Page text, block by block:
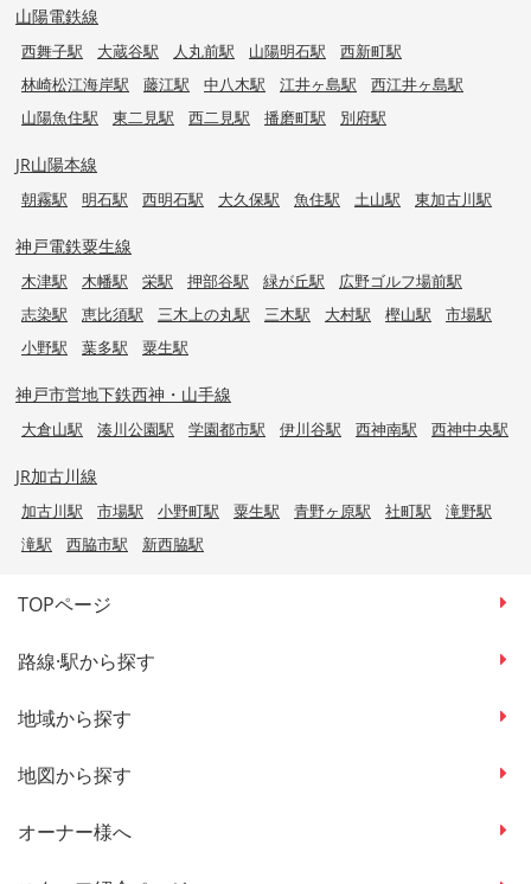
山陽電鉄線
西舞子駅 大蔵谷駅 人丸前駅 山陽明石駅
西新町駅
林崎松江海岸駅
藤江駅 中八木駅 江井ヶ島駅
西江井ヶ島駅
山陽魚住駅
東二見駅 西二見駅 播磨町駅 別府駅
JR山陽本線
朝霧駅 明石駅 西明石駅 大久保駅 魚住駅 土山駅 東加古川駅
神戸電鉄粟生線
木津駅 木幡駅 栄駅 押部谷駅 緑が丘駅
広野ゴルフ場前駅
志染駅
恵比須駅 三木上の丸駅 三木駅 大村駅 樫山駅
市場駅
小野駅
葉多駅 粟生駅
神戸市営地下鉄西神・山手線
大倉山駅 湊川公園駅 学園都市駅 伊川谷駅 西神南駅 西神中央駅
JR加古川線
加古川駅 市場駅 小野町駅 粟生駅 青野ヶ原駅 社町駅
滝野駅
滝駅
西脇市駅 新西脇駅
TOPページ
路線·駅から探す
地域から探す
地図から探す
オーナー様へ